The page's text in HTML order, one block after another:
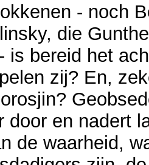
- noch
die
is bereid het
zij? En,
door en nadert
de waarheid,